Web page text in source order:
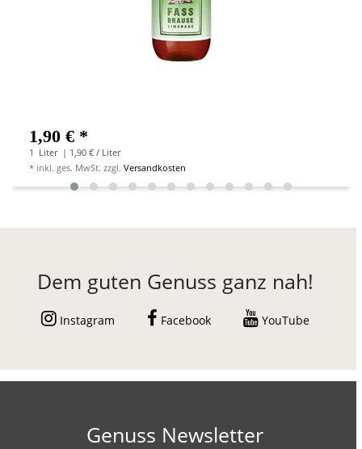
1,90 € *
1 Liter | 1,90 € / Liter
* inkl. ges. MwSt. zzgl.Versandkosten
Dem guten Genuss ganz nah!
Instagram Facebook YouTube
Genuss Newsletter